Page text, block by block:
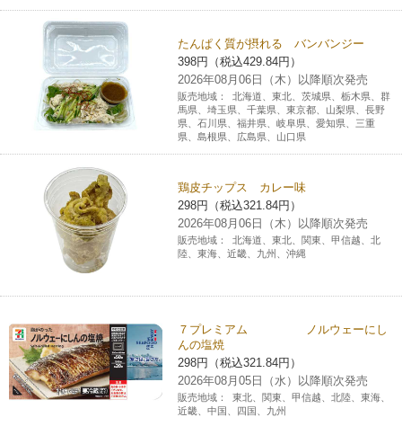
モバイルバッテリーシェアリング（店舗限定）
モバイルWi-Fiバッテリーシェアリング（店舗限定）
荷物預かりサービス「ecbocloakエクボクローク」（店舗限定）
パウダースペース ラブン（店舗限定）
ソフトバンクギフト
セブン-イレブンの歴史
たんぱく質が摂れる バンバンジー
398円（税込429.84円）
2026年08月06日（木）以降順次発売
販売地域：
北海道、東北、茨城県、栃木県、群
馬県、埼玉県、千葉県、東京都、山梨県、長野
県、石川県、福井県、岐阜県、愛知県、三重
県、島根県、広島県、山口県
鶏皮チップス カレー味
298円（税込321.84円）
2026年08月06日（木）以降順次発売
販売地域：
北海道、東北、関東、甲信越、北
陸、東海、近畿、九州、沖縄
７プレミアム ノルウェーにし
んの塩焼
298円（税込321.84円）
2026年08月05日（水）以降順次発売
販売地域：
東北、関東、甲信越、北陸、東海、
近畿、中国、四国、九州